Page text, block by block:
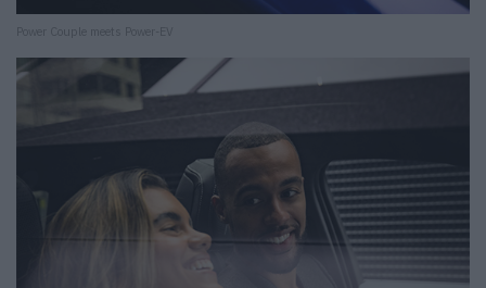
Power Couple meets Power-EV